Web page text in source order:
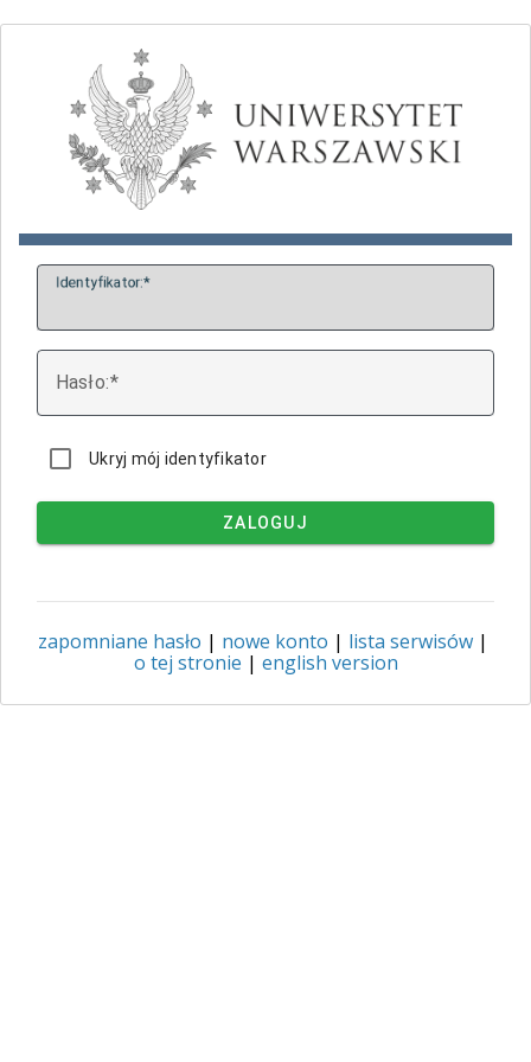
Identyfikator:
Hasło:
Ukryj mój identyfikator
ZALOGUJ
zapomniane hasło | nowe konto | lista serwisów |
o tej stronie | english version